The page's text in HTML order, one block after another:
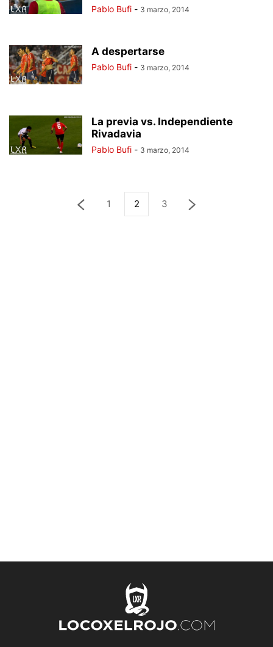
Pablo Bufi - 3 marzo, 2014
A despertarse
Pablo Bufi - 3 marzo, 2014
La previa vs. Independiente
Rivadavia
Pablo Bufi - 3 marzo, 2014
1 2 3